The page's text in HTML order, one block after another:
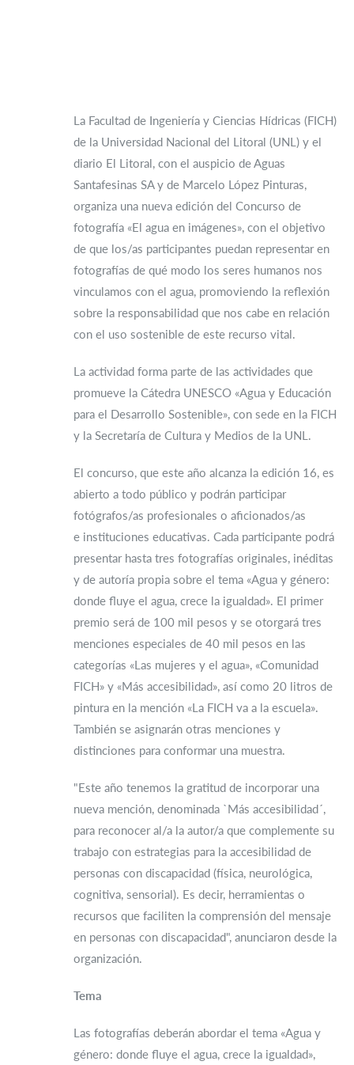
La Facultad de Ingeniería y Ciencias Hídricas (FICH)
de la Universidad Nacional del Litoral (UNL) y el
diario El Litoral, con el auspicio de Aguas
Santafesinas SA y de Marcelo López Pinturas,
organiza una nueva edición del Concurso de
fotografía «El agua en imágenes», con el objetivo
de que los/as participantes puedan representar en
fotografías de qué modo los seres humanos nos
vinculamos con el agua, promoviendo la reflexión
sobre la responsabilidad que nos cabe en relación
con el uso sostenible de este recurso vital.
La actividad forma parte de las actividades que
promueve la Cátedra UNESCO «Agua y Educación
para el Desarrollo Sostenible», con sede en la FICH
y la Secretaría de Cultura y Medios de la UNL.
El concurso, que este año alcanza la edición 16, es
abierto a todo público y podrán participar
fotógrafos/as profesionales o aficionados/as
e instituciones educativas. Cada participante podrá
presentar hasta tres fotografías originales, inéditas
y de autoría propia sobre el tema «Agua y género:
donde fluye el agua, crece la igualdad». El primer
premio será de 100 mil pesos y se otorgará tres
menciones especiales de 40 mil pesos en las
categorías «Las mujeres y el agua», «Comunidad
FICH» y «Más accesibilidad», así como 20 litros de
pintura en la mención «La FICH va a la escuela».
También se asignarán otras menciones y
distinciones para conformar una muestra.
"Este año tenemos la gratitud de incorporar una
nueva mención, denominada `Más accesibilidad´,
para reconocer al/a la autor/a que complemente su
trabajo con estrategias para la accesibilidad de
personas con discapacidad (física, neurológica,
cognitiva, sensorial). Es decir, herramientas o
recursos que faciliten la comprensión del mensaje
en personas con discapacidad", anunciaron desde la
organización.
Tema
Las fotografías deberán abordar el tema «Agua y
género: donde fluye el agua, crece la igualdad»,